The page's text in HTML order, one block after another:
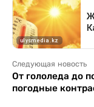
Следующая новость
От гололеда до
погодные